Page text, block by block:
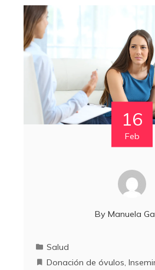
16
Feb
By Manuela
Salud
Donación de óvulos,